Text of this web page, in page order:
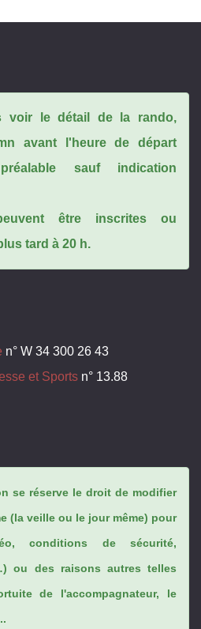
voir le détail de la rando,
avant l'heure de départ
sauf indication
être inscrites ou
tard à 20 h.
n° W 34 300 26 43
et Sports n° 13.88
se réserve le droit de modifier
(la veille ou le jour même) pour
conditions de sécurité,
ou des raisons autres telles
de l'accompagnateur, le